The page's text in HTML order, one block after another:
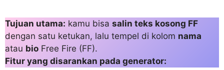
Tujuan utama: kamu bisa salin teks kosong FF
dengan satu ketukan, lalu tempel di kolom nama
atau bio Free Fire (FF).
Fitur yang disarankan pada generator: